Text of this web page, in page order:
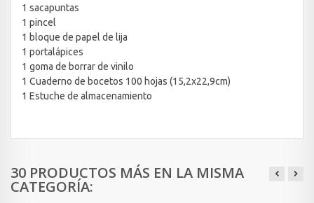
1 sacapuntas
1 pincel
1 bloque de papel de lija
1 portalápices
1 goma de borrar de vinilo
1 Cuaderno de bocetos 100 hojas (15,2x22,9cm)
1 Estuche de almacenamiento
30 PRODUCTOS MÁS EN LA MISMA
CATEGORÍA: